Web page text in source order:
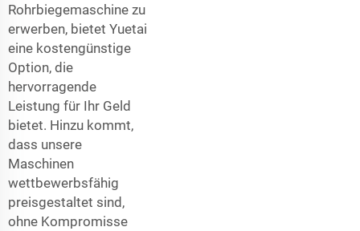
Rohrbiegemaschine zu
erwerben, bietet Yuetai
eine kostengünstige
Option, die
hervorragende
Leistung für Ihr Geld
bietet. Hinzu kommt,
dass unsere
Maschinen
wettbewerbsfähig
preisgestaltet sind,
ohne Kompromisse